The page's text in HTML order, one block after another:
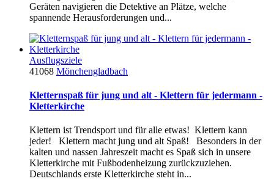
Geräten navigieren die Detektive an Plätze, welche
spannende Herausforderungen und...
Ausflugsziele
41068 Mönchengladbach
Kletternspaß für jung und alt - Klettern für jedermann -
Kletterkirche
Klettern ist Trendsport und für alle etwas! Klettern kann
jeder! Klettern macht jung und alt Spaß! Besonders in der
kalten und nassen Jahreszeit macht es Spaß sich in unsere
Kletterkirche mit Fußbodenheizung zurückzuziehen.
Deutschlands erste Kletterkirche steht in...